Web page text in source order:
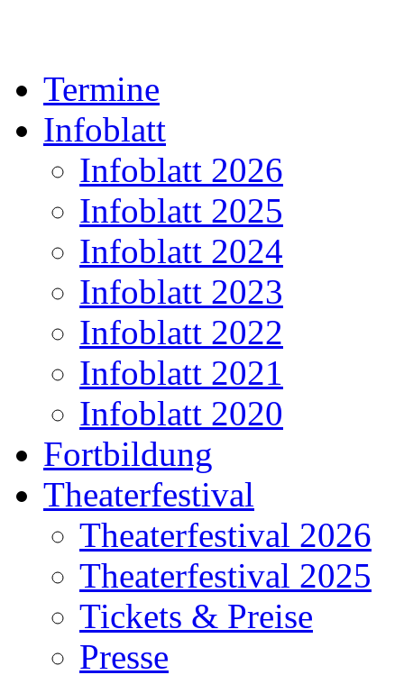
Termine
Infoblatt
Infoblatt 2026
Infoblatt 2025
Infoblatt 2024
Infoblatt 2023
Infoblatt 2022
Infoblatt 2021
Infoblatt 2020
Fortbildung
Theaterfestival
Theaterfestival 2026
Theaterfestival 2025
Tickets & Preise
Presse